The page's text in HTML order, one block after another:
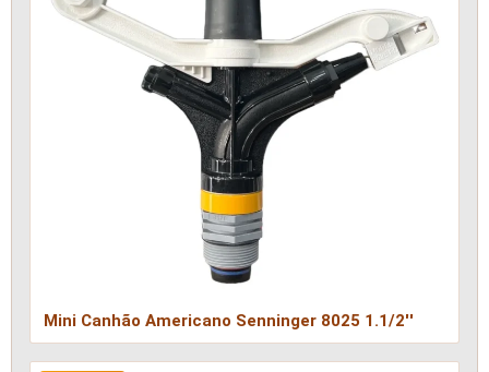
Mini Canhão Americano Senninger 8025 1.1/2''